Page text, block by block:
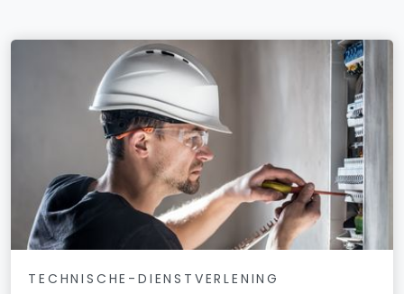
TECHNISCHE-DIENSTVERLENING